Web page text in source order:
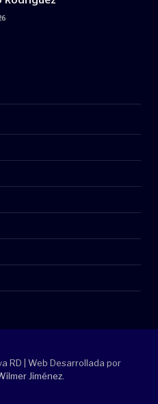
RD | Web Desarrollada por
Jiménez.